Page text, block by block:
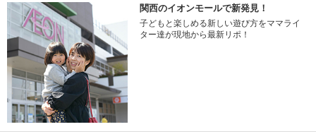
関西のイオンモールで新発見！
子どもと楽しめる新しい遊び方をママライ
ター達が現地から最新リポ！